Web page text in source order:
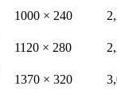
1000 × 240
1120 × 280
1370 × 320